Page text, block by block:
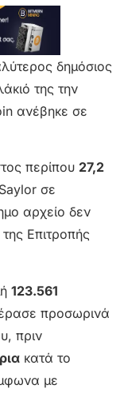
δημόσιος
της την
ανέβηκε σε
περίπου 27,2
σε
αρχείο δεν
Επιτροπής
123.561
προσωρινά
πριν
κατά το
με